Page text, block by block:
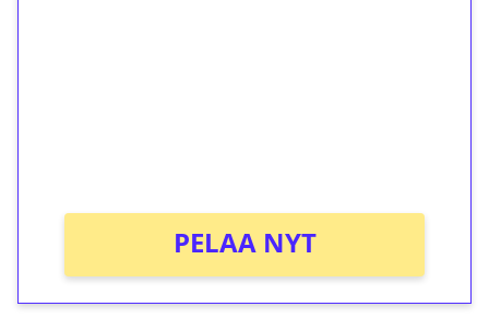
PELAA NYT